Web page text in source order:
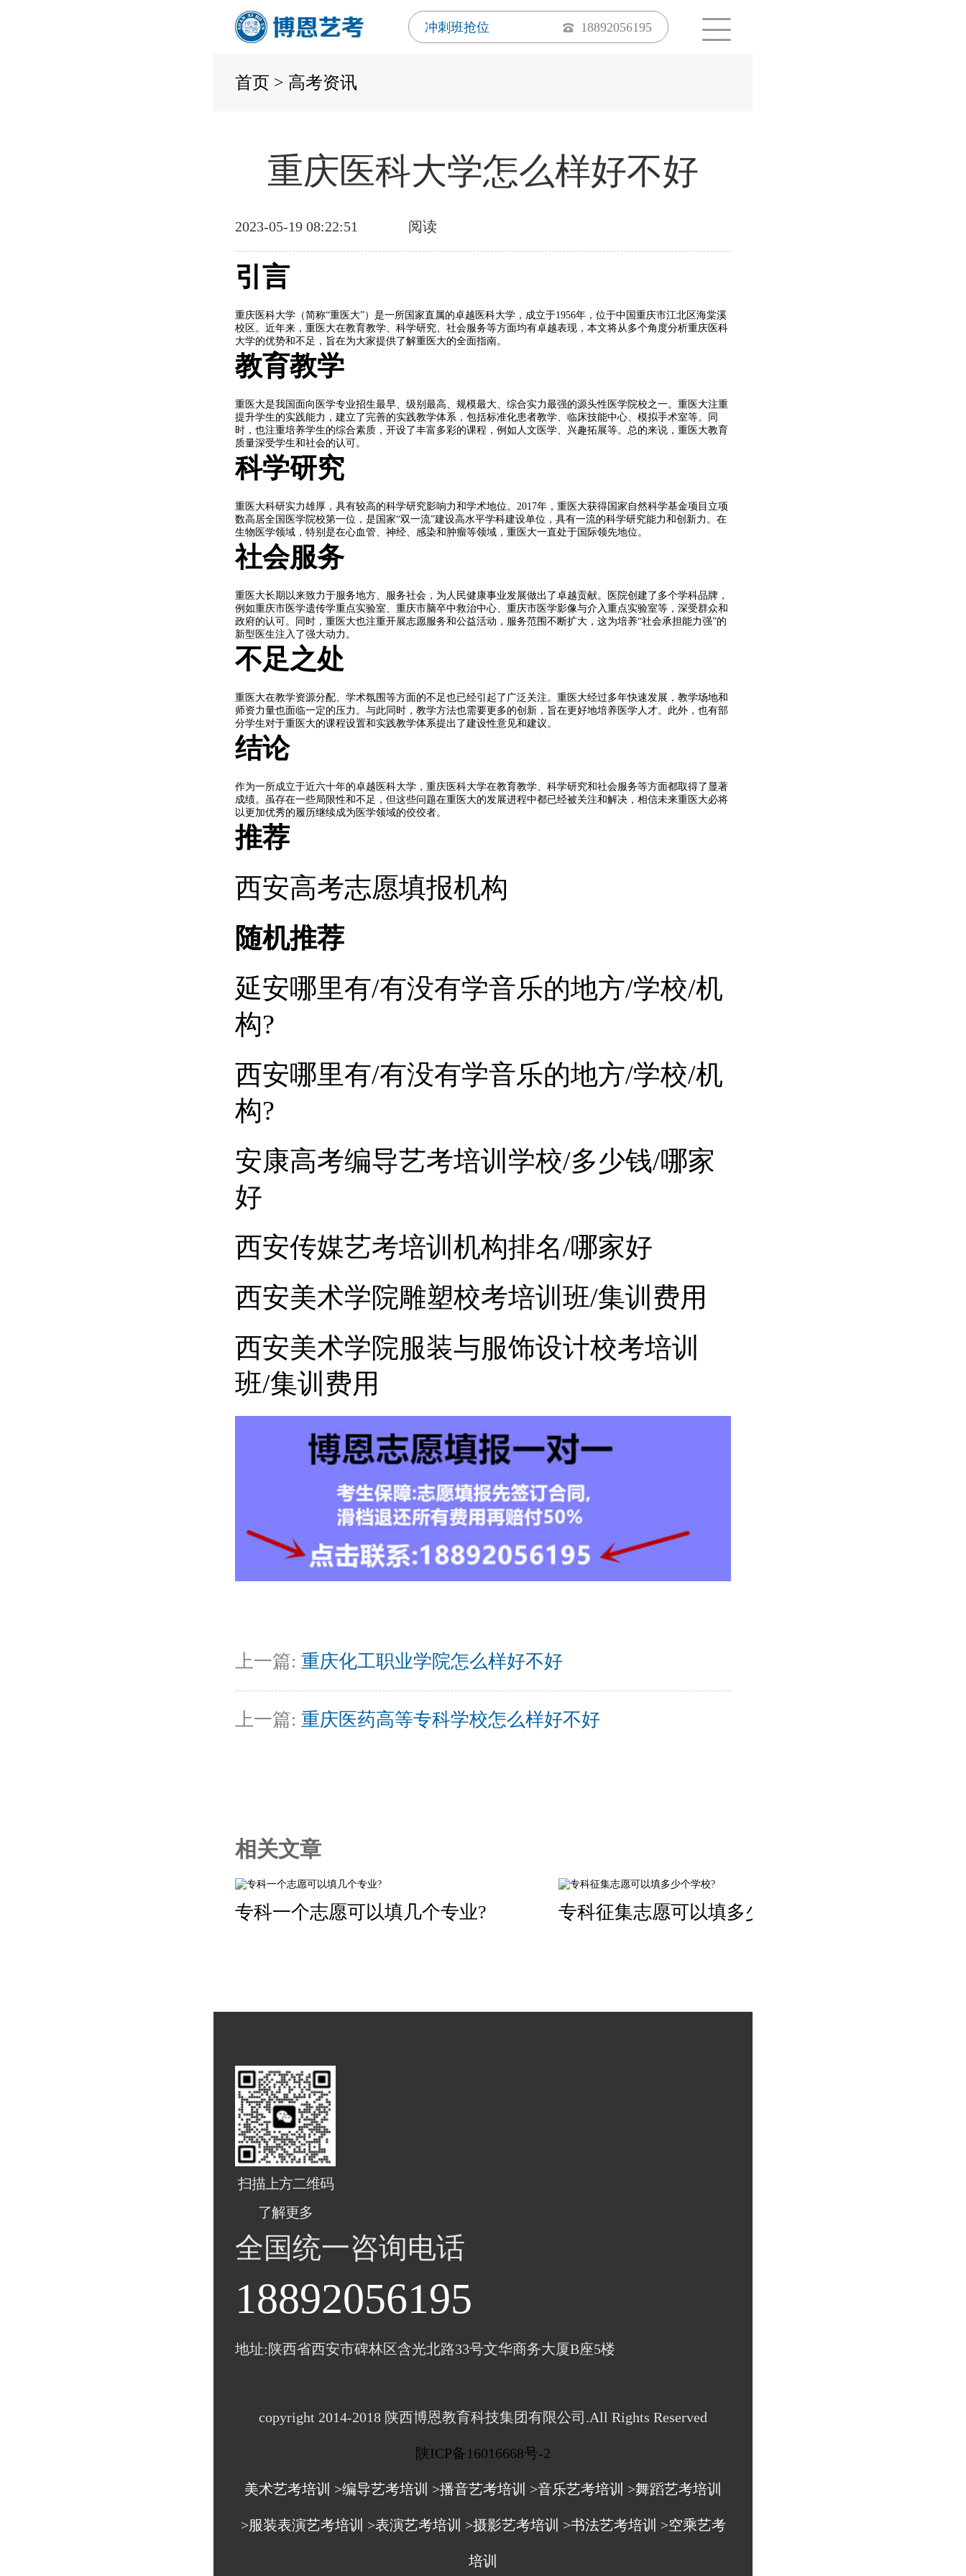
冲刺班抢位 18892056195
首页 > 高考资讯
重庆医科大学怎么样好不好
2023-05-19 08:22:51 阅读
引言
重庆医科大学（简称“重医大”）是一所国家直属的卓越医科大学，成立于1956年，位于中国重庆市江北区海棠溪
校区。近年来，重医大在教育教学、科学研究、社会服务等方面均有卓越表现，本文将从多个角度分析重庆医科
大学的优势和不足，旨在为大家提供了解重医大的全面指南。
教育教学
重医大是我国面向医学专业招生最早、级别最高、规模最大、综合实力最强的源头性医学院校之一。重医大注重
提升学生的实践能力，建立了完善的实践教学体系，包括标准化患者教学、临床技能中心、模拟手术室等。同
时，也注重培养学生的综合素质，开设了丰富多彩的课程，例如人文医学、兴趣拓展等。总的来说，重医大教育
质量深受学生和社会的认可。
科学研究
重医大科研实力雄厚，具有较高的科学研究影响力和学术地位。2017年，重医大获得国家自然科学基金项目立项
数高居全国医学院校第一位，是国家“双一流”建设高水平学科建设单位，具有一流的科学研究能力和创新力。在
生物医学领域，特别是在心血管、神经、感染和肿瘤等领域，重医大一直处于国际领先地位。
社会服务
重医大长期以来致力于服务地方、服务社会，为人民健康事业发展做出了卓越贡献。医院创建了多个学科品牌，
例如重庆市医学遗传学重点实验室、重庆市脑卒中救治中心、重庆市医学影像与介入重点实验室等，深受群众和
政府的认可。同时，重医大也注重开展志愿服务和公益活动，服务范围不断扩大，这为培养“社会承担能力强”的
新型医生注入了强大动力。
不足之处
重医大在教学资源分配、学术氛围等方面的不足也已经引起了广泛关注。重医大经过多年快速发展，教学场地和
师资力量也面临一定的压力。与此同时，教学方法也需要更多的创新，旨在更好地培养医学人才。此外，也有部
分学生对于重医大的课程设置和实践教学体系提出了建设性意见和建议。
结论
作为一所成立于近六十年的卓越医科大学，重庆医科大学在教育教学、科学研究和社会服务等方面都取得了显著
成绩。虽存在一些局限性和不足，但这些问题在重医大的发展进程中都已经被关注和解决，相信未来重医大必将
以更加优秀的履历继续成为医学领域的佼佼者。
推荐
西安高考志愿填报机构
随机推荐
延安哪里有/有没有学音乐的地方/学校/机
构?
西安哪里有/有没有学音乐的地方/学校/机
构?
安康高考编导艺考培训学校/多少钱/哪家
好
西安传媒艺考培训机构排名/哪家好
西安美术学院雕塑校考培训班/集训费用
西安美术学院服装与服饰设计校考培训
班/集训费用
上一篇: 重庆化工职业学院怎么样好不好
上一篇: 重庆医药高等专科学校怎么样好不好
相关文章
专科一个志愿可以填几个专业? 专科征集志愿可以填多少个学校?
扫描上方二维码
了解更多
全国统一咨询电话
18892056195
地址:陕西省西安市碑林区含光北路33号文华商务大厦B座5楼
copyright 2014-2018 陕西博恩教育科技集团有限公司.All Rights Reserved
陕ICP备16016668号-2
美术艺考培训 >编导艺考培训 >播音艺考培训 >音乐艺考培训 >舞蹈艺考培训
>服装表演艺考培训 >表演艺考培训 >摄影艺考培训 >书法艺考培训 >空乘艺考
培训